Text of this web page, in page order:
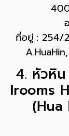
ที่อยู่ : 254/
4. หัวหิน
Irooms